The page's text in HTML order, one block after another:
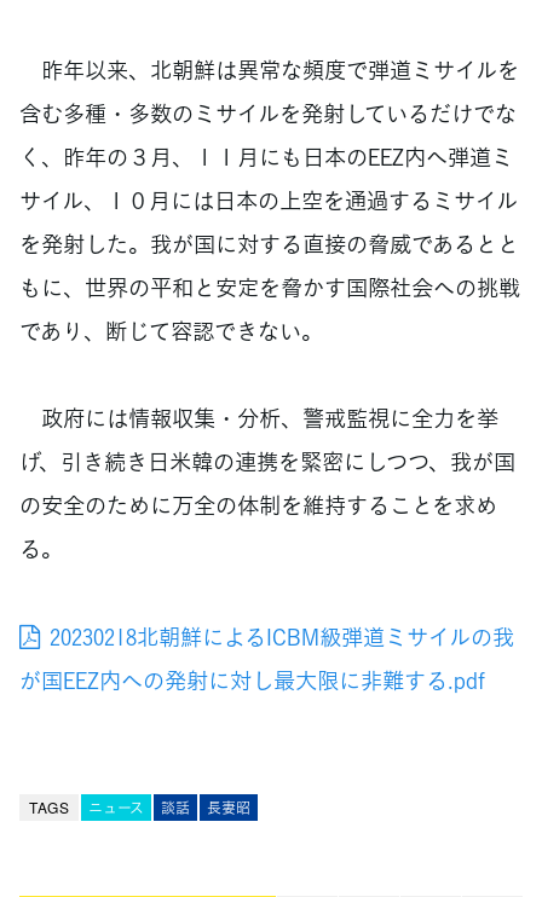
昨年以来、北朝鮮は異常な頻度で弾道ミサイルを
含む多種・多数のミサイルを発射しているだけでな
く、昨年の３月、１１月にも日本のEEZ内へ弾道ミ
サイル、１０月には日本の上空を通過するミサイル
を発射した。我が国に対する直接の脅威であるとと
もに、世界の平和と安定を脅かす国際社会への挑戦
であり、断じて容認できない。
政府には情報収集・分析、警戒監視に全力を挙
げ、引き続き日米韓の連携を緊密にしつつ、我が国
の安全のために万全の体制を維持することを求め
る。
20230218北朝鮮によるICBM級弾道ミサイルの我
が国EEZ内への発射に対し最大限に非難する.pdf
TAGS ニュース 談話 長妻昭